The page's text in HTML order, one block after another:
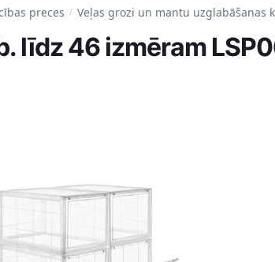
preces / Veļas grozi un mantu uzglabāšanas
līdz 46 izmēram